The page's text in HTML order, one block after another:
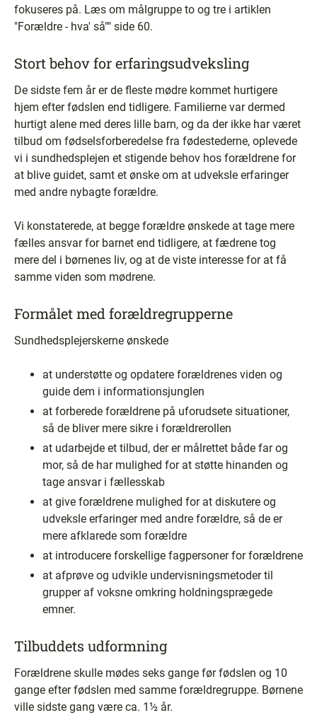
fokuseres på. Læs om målgruppe to og tre i artiklen
"Forældre - hva' så"" side 60.
Stort behov for erfaringsudveksling
De sidste fem år er de fleste mødre kommet hurtigere
hjem efter fødslen end tidligere. Familierne var dermed
hurtigt alene med deres lille barn, og da der ikke har været
tilbud om fødselsforberedelse fra fødestederne, oplevede
vi i sundhedsplejen et stigende behov hos forældrene for
at blive guidet, samt et ønske om at udveksle erfaringer
med andre nybagte forældre.
Vi konstaterede, at begge forældre ønskede at tage mere
fælles ansvar for barnet end tidligere, at fædrene tog
mere del i børnenes liv, og at de viste interesse for at få
samme viden som mødrene.
Formålet med forældregrupperne
Sundhedsplejerskerne ønskede
at understøtte og opdatere forældrenes viden og
guide dem i informationsjunglen
at forberede forældrene på uforudsete situationer,
så de bliver mere sikre i forældrerollen
at udarbejde et tilbud, der er målrettet både far og
mor, så de har mulighed for at støtte hinanden og
tage ansvar i fællesskab
at give forældrene mulighed for at diskutere og
udveksle erfaringer med andre forældre, så de er
mere afklarede som forældre
at introducere forskellige fagpersoner for forældrene
at afprøve og udvikle undervisningsmetoder til
grupper af voksne omkring holdningsprægede
emner.
Tilbuddets udformning
Forældrene skulle mødes seks gange før fødslen og 10
gange efter fødslen med samme forældregruppe. Børnene
ville sidste gang være ca. 1½ år.